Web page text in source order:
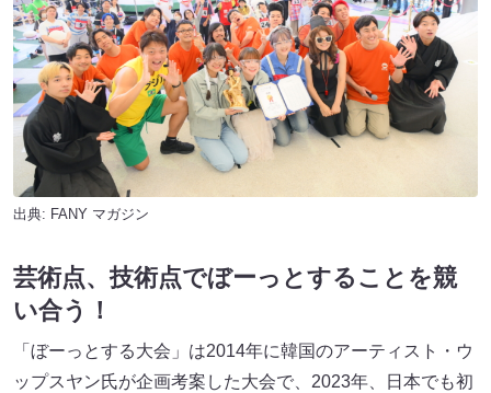
出典: FANY マガジン
芸術点、技術点でぼーっとすることを競
い合う！
「ぼーっとする大会」は2014年に韓国のアーティスト・ウ
ップスヤン氏が企画考案した大会で、2023年、日本でも初